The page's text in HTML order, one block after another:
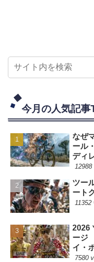
今月の人気記事
なぜ
ール
ディ
12988
ツー
ート
11352
2026
ージ
イ・
7580